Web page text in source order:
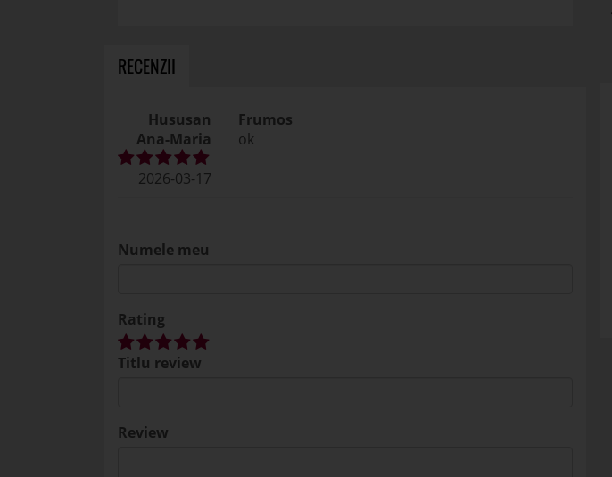
RECENZII
Hususan
Ana-Maria
2026-03-17
Frumos
ok
Numele meu
Rating
Titlu review
Review